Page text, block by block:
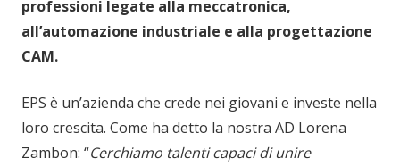
professioni legate alla meccatronica,
all’automazione industriale e alla progettazione
CAM.
EPS è un’azienda che crede nei giovani e investe nella
loro crescita. Come ha detto la nostra AD Lorena
Zambon: “Cerchiamo talenti capaci di unire